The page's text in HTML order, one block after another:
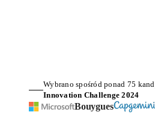
Wybrano spośród ponad 75
Innovation Challenge 2024
Bouygues